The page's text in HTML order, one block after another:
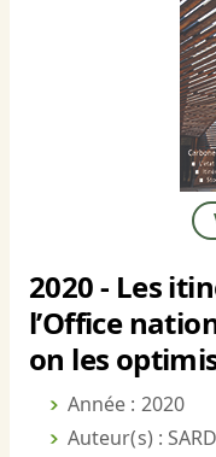
2020 - Les
l’Office
on les
Année : 2020
Auteur(s) :